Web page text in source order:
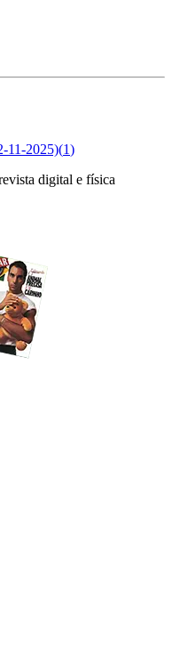
11-2025)(1)
digital e física